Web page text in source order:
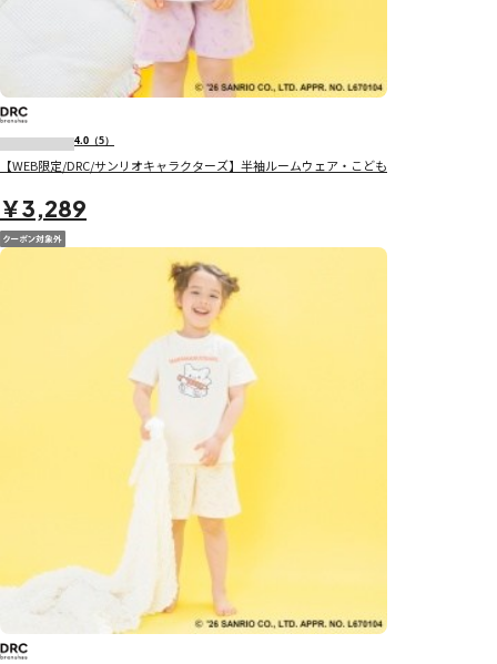
4.0 （5）
【WEB限定/DRC/サンリオキャラクターズ】半袖ルームウェア・こども
￥3,289